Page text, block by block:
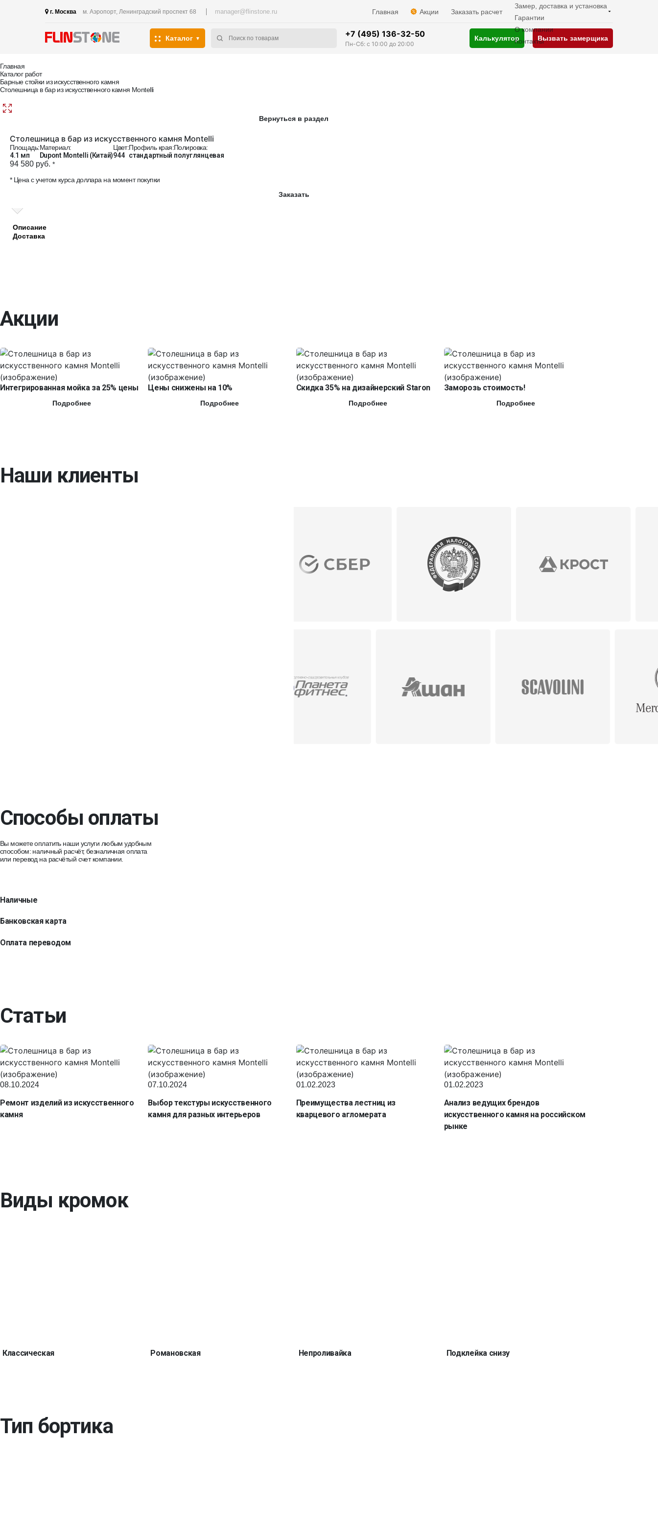
г. Москва м. Аэропорт, Ленинградский проспект 68 manager@flinstone.ru Главная Акции Заказать расчет
Замер, доставка и установка
Гарантии
О компании
Контакты
Каталог +7 (495) 136-32-50
Пн-Сб: с 10:00 до 20:00
Калькулятор Вызвать замерщика
Главная
Каталог работ
Барные стойки из искусственного камня
Столешница в бар из искусственного камня Montelli
Вернуться в раздел
Столешница в бар из искусственного камня Montelli
Площадь:
4.1 мп
Материал:
Dupont Montelli (Китай)
Цвет:
944
Профиль края:
стандартный
Полировка:
полуглянцевая
94 580 руб. *
* Цена с учетом курса доллара на момент покупки
Заказать
Описание
Доставка
Акции
Интегрированная мойка за 25% цены
Подробнее
Цены снижены на 10%
Подробнее
Скидка 35% на дизайнерский Staron
Подробнее
Заморозь стоимость!
Подробнее
Наши клиенты
Способы оплаты
Вы можете оплатить наши услуги любым удобным
способом: наличный расчёт, безналичная оплата
или перевод на расчётый счет компании.
Наличные
Банковская карта
Оплата переводом
Статьи
08.10.2024
Ремонт изделий из искусственного
камня
07.10.2024
Выбор текстуры искусственного
камня для разных интерьеров
01.02.2023
Преимущества лестниц из
кварцевого агломерата
01.02.2023
Анализ ведущих брендов
искусственного камня на российском
рынке
Виды кромок
Классическая Романовская Непроливайка Подклейка снизу
Тип бортика